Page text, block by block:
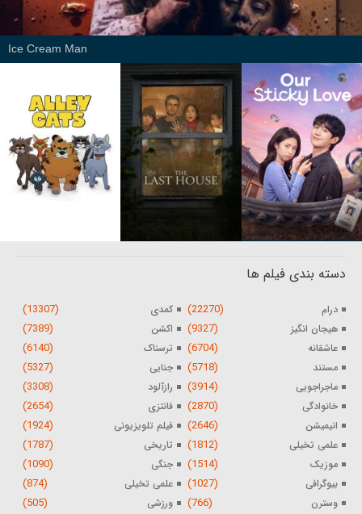
Ice Cream Man
دسته بندی فیلم ها
درام (22270) کمدی (13307)
هیجان انگیز (9327) اکشن (7389)
عاشقانه (6704) ترسناک (6140)
مستند (5718) جنایی (5327)
ماجراجویی (3914) رازآلود (3308)
خانوادگی (2870) فانتزی (2654)
انیمیشن (2646) فیلم تلویزیونی (1924)
علمی تخیلی (1812) تاریخی (1787)
موزیک (1514) جنگی (1090)
بیوگرافی (1027) علمی تخیلی (874)
وسترن (766) ورزشی
(505)